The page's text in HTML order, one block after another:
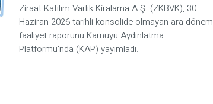
Ziraat Katılım Varlık Kiralama A.Ş. (ZKBVK), 30
Haziran 2026 tarihli konsolide olmayan ara dönem
faaliyet raporunu Kamuyu Aydınlatma
Platformu'nda (KAP) yayımladı.